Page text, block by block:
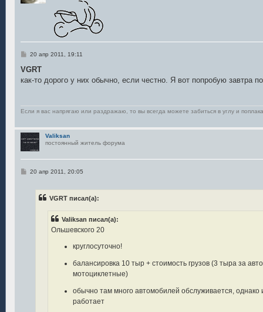
С
о
щ
е
20 апр 2011, 19:11
VGRT
как-то дорого у них обычно, если честно. Я вот попробую завтра
Если я вас напрягаю или раздражаю, то вы всегда можете забиться в углу и
Valiksan
постоянный житель форума
С20 апр 2011, 20:05
VGRT писал(а):
Valiksan писал(а):
Ольшевского 20
круглосуточно!
балансировка 10 тыр + стоимость грузов (3 тыра за
мотоциклетные)
обычно там много автомобилей обслуживается, однако
работает